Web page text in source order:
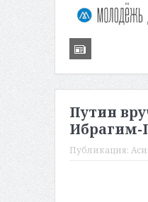
Путин
Ибрагим-
Публикация: